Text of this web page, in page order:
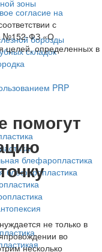
зоны
борозды
складок
PRP
блефаропластика
согласие на
с
№152-ФЗ «О
целей, определенных в
помогут
не только в
во
несколько